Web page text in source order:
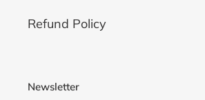
Refund Policy
Newsletter